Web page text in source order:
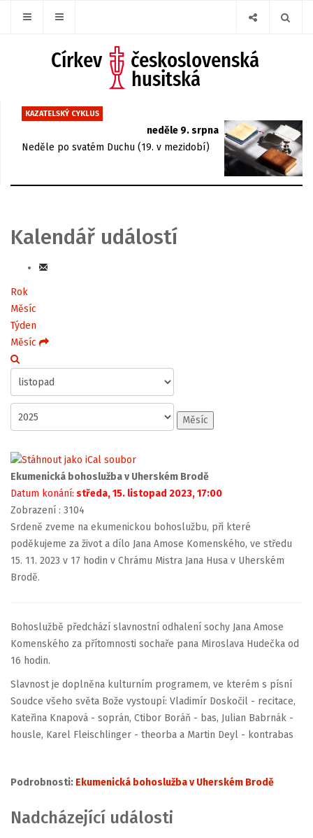
KAZATELSKÝ CYKLUS
neděle 9. srpna
Neděle po svatém Duchu (19. v mezidobí)
Kalendář událostí
Rok
Měsíc
Týden
Měsíc
Měsíc
Ekumenická bohoslužba v Uherském Brodě
Datum konání: středa, 15. listopad 2023, 17:00
Zobrazení : 3104
Srdeně zveme na ekumenickou bohoslužbu, při které
poděkujeme za život a dílo Jana Amose Komenského, ve středu
15. 11. 2023 v 17 hodin v Chrámu Mistra Jana Husa v Uherském
Brodě.
Bohoslužbě předchází slavnostní odhalení sochy Jana Amose
Komenského za přítomnosti sochaře pana Miroslava Hudečka od
16 hodin.
Slavnost je doplněna kulturním programem, ve kterém s písní
Soudce všeho světa Bože vystoupí: Vladimír Doskočil - recitace,
Kateřina Knapová - soprán, Ctibor Boráň - bas, Julian Babrnák -
housle, Karel Fleischlinger - theorba a Martin Deyl - kontrabas
Podrobnosti: Ekumenická bohoslužba v Uherském Brodě
Nadcházející události